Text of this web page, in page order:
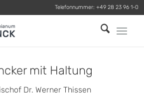
Telefonnummer: +49 28 23 96 1-0
mit Haltung
Dr. Werner Thissen